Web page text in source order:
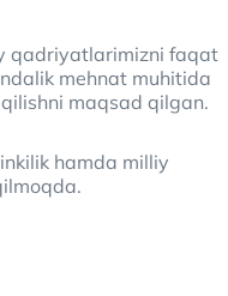
qadriyatlarimizni faqat
mehnat muhitida
maqsad qilgan.
hamda milliy